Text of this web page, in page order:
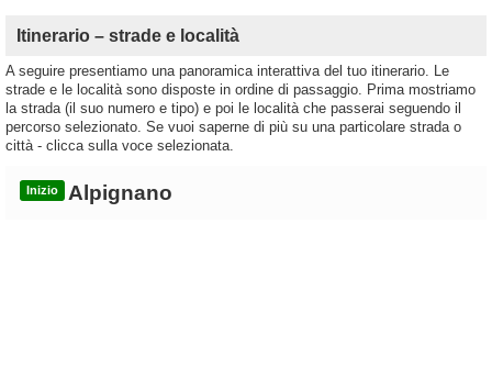
Itinerario – strade e località
A seguire presentiamo una panoramica interattiva del tuo itinerario. Le
strade e le località sono disposte in ordine di passaggio. Prima mostriamo
la strada (il suo numero e tipo) e poi le località che passerai seguendo il
percorso selezionato. Se vuoi saperne di più su una particolare strada o
città - clicca sulla voce selezionata.
Inizio Alpignano